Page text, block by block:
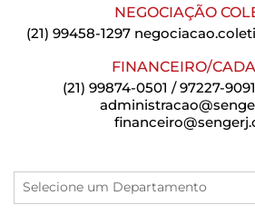
NEGOCIAÇÃO
(21) 99458-1297
FINANCEIRO/
(21) 99874-0501 / 97227-